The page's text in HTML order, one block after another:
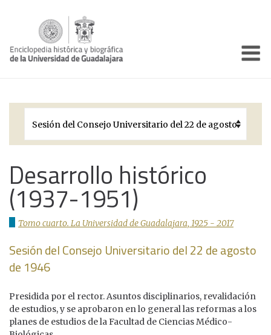
Períodos Históricos
Galería
Documentos institucionales
Desarrollo histórico
(1937-1951)
Tomo cuarto. La Universidad de Guadalajara, 1925 - 2017
Sesión del Consejo Universitario del 22 de agosto
de 1946
Presidida por el rector. Asuntos disciplinarios, revalidación
de estudios, y se aprobaron en lo general las reformas a los
planes de estudios de la Facultad de Ciencias Médico-